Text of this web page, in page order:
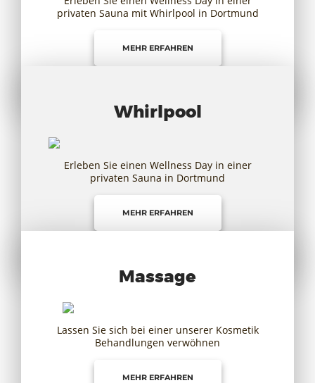
privaten Sauna mit Whirlpool in Dortmund
MEHR ERFAHREN
Whirlpool
Erleben Sie einen Wellness Day in einer
privaten Sauna in Dortmund
MEHR ERFAHREN
Massage
Lassen Sie sich bei einer unserer Kosmetik
Behandlungen verwöhnen
MEHR ERFAHREN